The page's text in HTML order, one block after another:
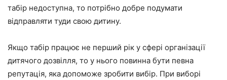
табір недоступна, то потрібно добре подумати
відправляти туди свою дитину.
Якщо табір працює не перший рік у сфері організації
дитячого дозвілля, то у нього повинна бути певна
репутація, яка допоможе зробити вибір. При виборі